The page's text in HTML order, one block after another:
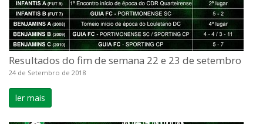
Resultados do fim de semana 22 e 23 de setembro
24 de Setembro de 2018
ler mais